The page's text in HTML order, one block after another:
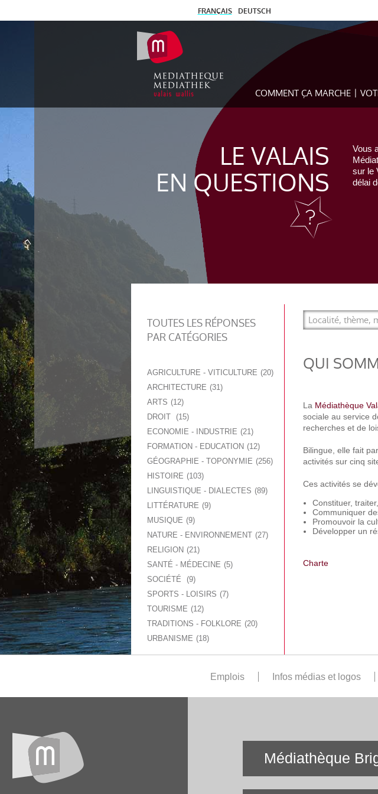
FRANÇAIS DEUTSCH
COMMENT ÇA MARCHE
LE VALAIS
EN QUESTIONS
Vous
sur le
délai
TOUTES LES RÉPONSES
PAR CATÉGORIES
AGRICULTURE - VITICULTURE
20
ARCHITECTURE
31
ARTS
12
DROIT
15
ECONOMIE - INDUSTRIE
21
FORMATION - EDUCATION
12
GÉOGRAPHIE - TOPONYMIE
256
HISTOIRE
103
LINGUISTIQUE - DIALECTES
89
LITTÉRATURE
9
MUSIQUE
9
NATURE - ENVIRONNEMENT 27
RELIGION
21
SANTÉ - MÉDECINE
5
SOCIÉTÉ
9
SPORTS - LOISIRS
7
TOURISME
12
TRADITIONS - FOLKLORE
20
URBANISME
18
QUI
La Médiathèque
sociale au service
recherches et de
Bilingue, elle fait
activités sur cinq
Ces activités se
Constituer,
Communiquer
Promouvoir la
Développer un
Charte
Emplois Infos médias et logos
Médiathèque